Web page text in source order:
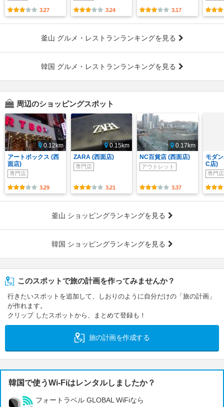
3.27 3.24 3.17
釜山 グルメ・レストランランキングを見る
韓国 グルメ・レストランランキングを見る
周辺のショッピングスポット
0.12km
アートボックス (西
面店)
専門店
3.29
0.15km
ZARA (西面店)
専門店
3.21
0.17km
NC百貨店 (西面店)
アウトレット
3.37
モダ
C店)
専門店
釜山 ショッピングランキングを見る
韓国 ショッピングランキングを見る
このスポットで旅の計画を作ってみませんか？
行きたいスポットを追加して、しおりのように自分だけの「旅の計画」
が作れます。
クリップ したスポットから、まとめて登録も！
旅の計画を作成する
韓国で使うWi-Fiはレンタルしましたか？
フォートラベル GLOBAL WiFiなら